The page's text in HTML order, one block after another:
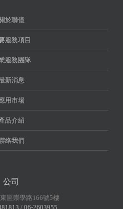
於聯億
服務項目
服務團隊
新消息
用市場
品介紹
絡我們
公司
區崇學路166號5樓
/ 06-2603955